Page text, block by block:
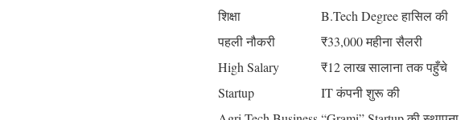
शिक्षा
B.Tech Degree हासिल की
पहली नौकरी
₹33,000 महीना सैलरी
High Salary
₹12 लाख सालाना तक पहुँचे
Startup
IT कंपनी शुरू की